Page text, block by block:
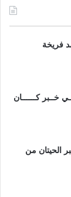
فريخة
كــــــان
الحيتان من